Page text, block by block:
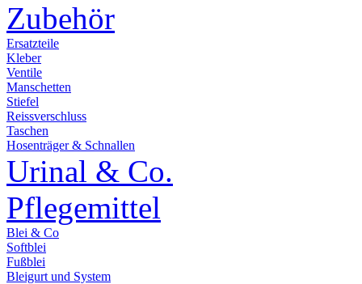
Zubehör
Ersatzteile
Kleber
Ventile
Manschetten
Stiefel
Reissverschluss
Taschen
Hosenträger & Schnallen
Urinal & Co.
Pflegemittel
Blei & Co
Softblei
Fußblei
Bleigurt und System